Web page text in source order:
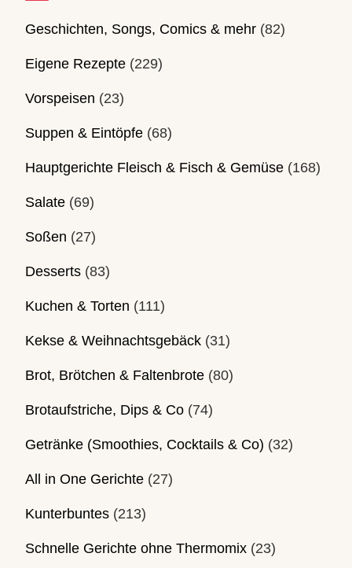
Geschichten, Songs, Comics & mehr (82)
Eigene Rezepte (229)
Vorspeisen (23)
Suppen & Eintöpfe (68)
Hauptgerichte Fleisch & Fisch & Gemüse (168)
Salate (69)
Soßen (27)
Desserts (83)
Kuchen & Torten (111)
Kekse & Weihnachtsgebäck (31)
Brot, Brötchen & Faltenbrote (80)
Brotaufstriche, Dips & Co (74)
Getränke (Smoothies, Cocktails & Co) (32)
All in One Gerichte (27)
Kunterbuntes (213)
Schnelle Gerichte ohne Thermomix (23)